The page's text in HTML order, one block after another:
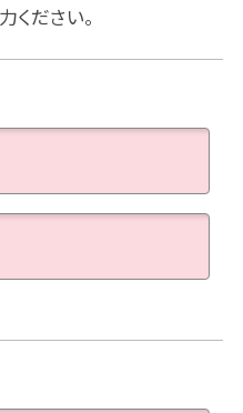
ださい。